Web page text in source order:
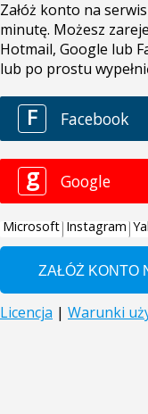
Załóż konto na
minutę. Możesz
Hotmail, Google lub
lub po prostu
F Facebook
g Google
Microsoft Instagram
Licencja | Warunki